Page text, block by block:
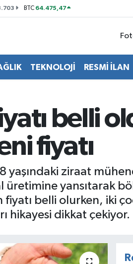
BTC 64.475,47
TEKNOLOJİ RESMİ İLAN
belli
fiyatı
yaşındaki ziraat
yansıtarak
belli olurken, iki
hikayesi dikkat çekiyor.